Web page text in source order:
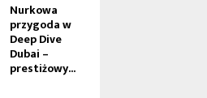
Nurkowa
przygoda w
Deep Dive
Dubai –
prestiżowy...